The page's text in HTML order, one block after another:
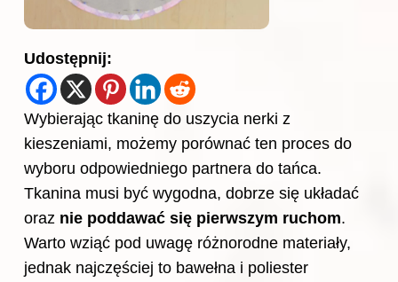
Udostępnij:
Wybierając tkaninę do uszycia nerki z
kieszeniami, możemy porównać ten proces do
wyboru odpowiedniego partnera do tańca.
Tkanina musi być wygodna, dobrze się układać
oraz nie poddawać się pierwszym ruchom.
Warto wziąć pod uwagę różnorodne materiały,
jednak najczęściej to bawełna i poliester